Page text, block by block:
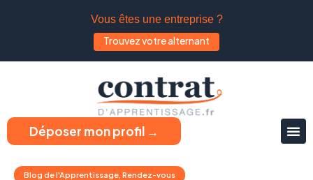
Vous êtes une entreprise ?
Trouvez votre alternant
Déposer mon profil →
Blog de l'Apprentissage, Rendez-vous